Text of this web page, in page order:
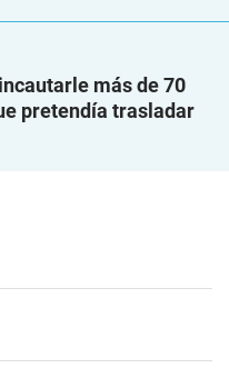
más de 70
pretendía trasladar